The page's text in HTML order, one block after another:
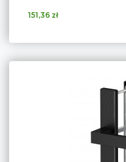
151,36 zł